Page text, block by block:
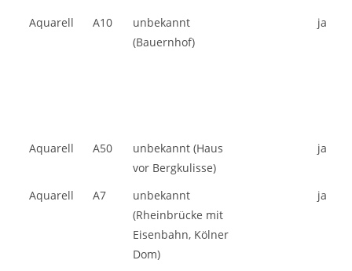
Aquarell A10
unbekannt
(Bauernhof)
ja
Aquarell A50
unbekannt (Haus
vor Bergkulisse)
ja
Aquarell A7
unbekannt
(Rheinbrücke mit
Eisenbahn, Kölner
Dom)
ja